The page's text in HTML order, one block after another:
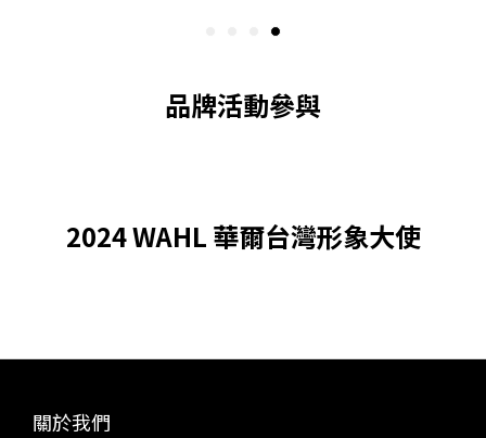
品牌活動參與
2024 WAHL 華爾台灣形象大使
關於我們